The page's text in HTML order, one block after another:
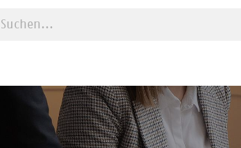
Suche starten